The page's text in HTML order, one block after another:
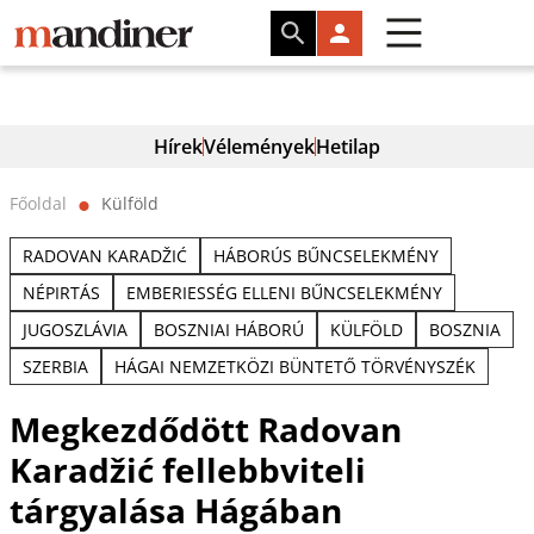
HírekVéleményekHetilap
Főoldal ⬤ Külföld
RADOVAN KARADŽIĆ
HÁBORÚS BŰNCSELEKMÉNY
NÉPIRTÁS
EMBERIESSÉG ELLENI BŰNCSELEKMÉNY
JUGOSZLÁVIA
BOSZNIAI HÁBORÚ KÜLFÖLD
BOSZNIA
SZERBIA
HÁGAI NEMZETKÖZI BÜNTETŐ TÖRVÉNYSZÉK
Megkezdődött Radovan
Karadžić fellebbviteli
tárgyalása Hágában